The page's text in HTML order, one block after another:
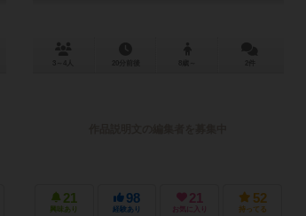
21
興味あり
98
経験あり
21
お気に入り
52
持ってる